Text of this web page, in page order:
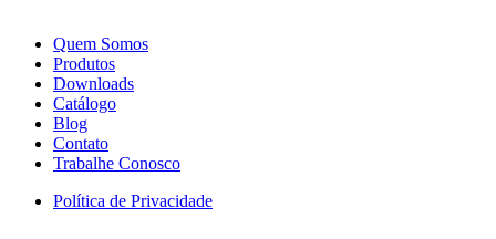
Quem Somos
Produtos
Downloads
Catálogo
Blog
Contato
Trabalhe Conosco
Política de Privacidade